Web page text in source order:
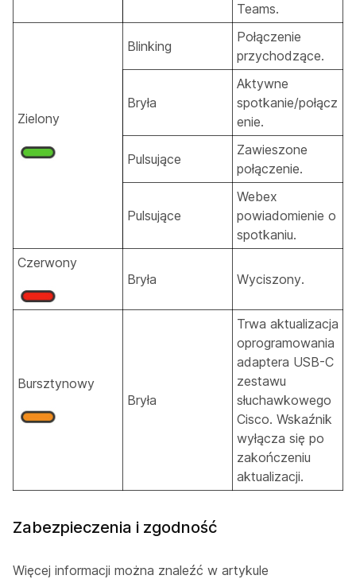
Teams.
Zielony
Blinking
Połączenie
przychodzące.
Bryła
Aktywne
spotkanie/połącz
enie.
Pulsujące
Zawieszone
połączenie.
Pulsujące
Webex
powiadomienie o
spotkaniu.
Czerwony
Bryła
Wyciszony.
Bursztynowy
Bryła
Trwa aktualizacja
oprogramowania
adaptera USB-C
zestawu
słuchawkowego
Cisco. Wskaźnik
wyłącza się po
zakończeniu
aktualizacji.
Zabezpieczenia i zgodność
Więcej informacji można znaleźć w artykule